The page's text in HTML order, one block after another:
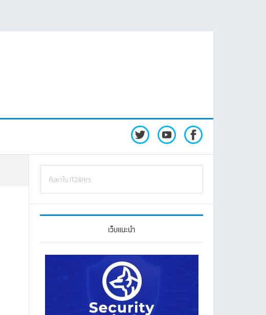
Primary
Sidebar
iT24Hrs
เว็บแนะนำ